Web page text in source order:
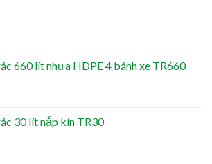
660 lít nhựa HDPE 4 bánh xe TR660
30 lít nắp kín TR30